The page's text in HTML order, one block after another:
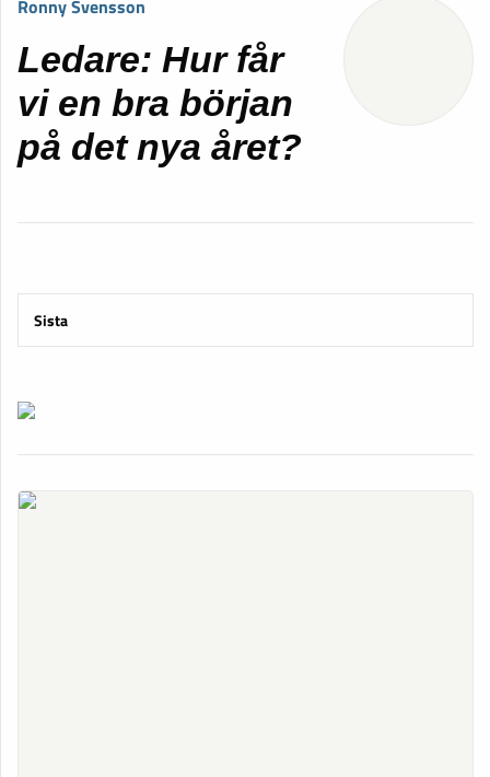
Ronny Svensson
Ledare: Hur får
vi en bra början
på det nya året?
Sista